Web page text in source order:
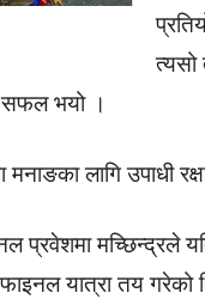
भयो ।
लागि उपाधी
प्रवेशमा मच्छिन्द्रले
यात्रा तय गरेको